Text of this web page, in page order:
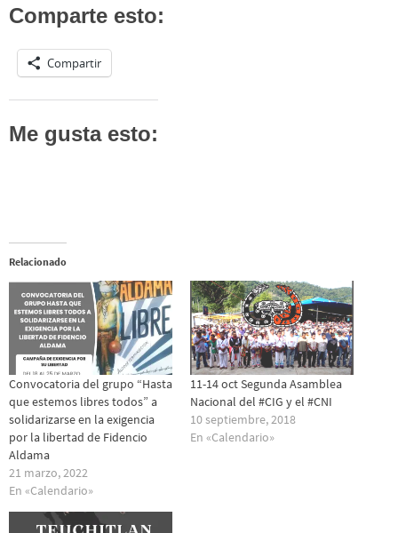
Comparte esto:
Compartir
Me gusta esto:
Relacionado
Convocatoria del grupo “Hasta
que estemos libres todos” a
solidarizarse en la exigencia
por la libertad de Fidencio
Aldama
21 marzo, 2022
En «Calendario»
11-14 oct Segunda Asamblea
Nacional del #CIG y el #CNI
10 septiembre, 2018
En «Calendario»